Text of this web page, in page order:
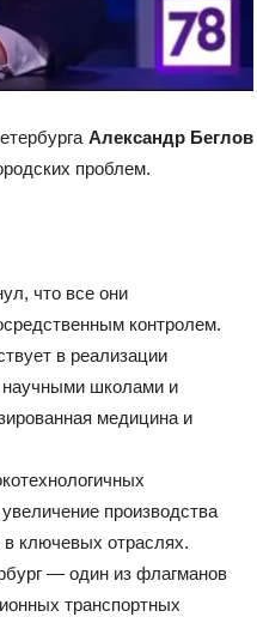
Александр Беглов
проблем.
что все они
контролем.
в реализации
научными школами и
медицина и
производства
в ключевых отраслях.
— один из флагманов
транспортных